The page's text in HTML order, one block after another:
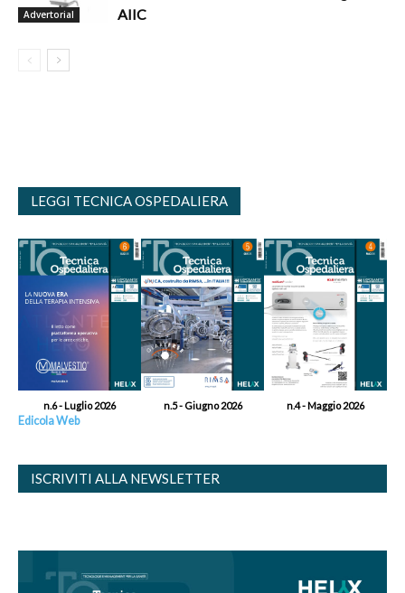
Advertorial
AIIC
LEGGI TECNICA OSPEDALIERA
n.6 - Luglio 2026 n.5 - Giugno 2026 n.4 - Maggio 2026
Edicola Web
ISCRIVITI ALLA NEWSLETTER